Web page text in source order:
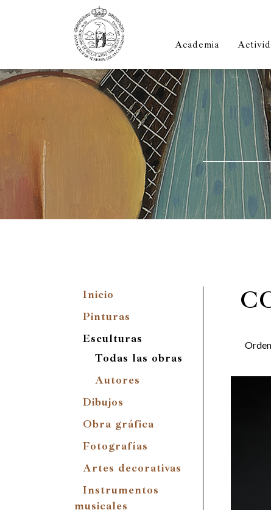
Academia
Inicio
Pinturas
Esculturas
Todas las obras
Autores
Dibujos
Obra gráfica
Fotografías
Artes decorativas
Instrumentos
musicales